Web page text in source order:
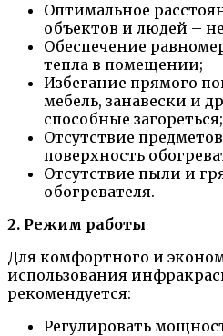
Оптимальное
объектов и людей –
Обеспечение
тепла в помещении;
Избегание прямого
мебель, занавески и
способные загореться;
Отсутствие
поверхность
Отсутствие пыли и
обогревателя.
2. Режим работы
Для комфортного и
использования
рекомендуется:
Регулировать